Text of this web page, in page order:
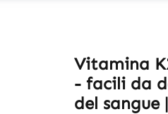
Vitamina
- facili da
del